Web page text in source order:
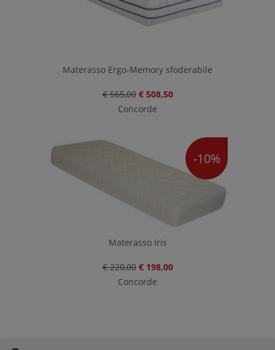
Materasso Ergo-Memory sfoderabile
€ 565,00 € 508,50
Concorde
-10%
Materasso Iris
€ 220,00 € 198,00
Concorde